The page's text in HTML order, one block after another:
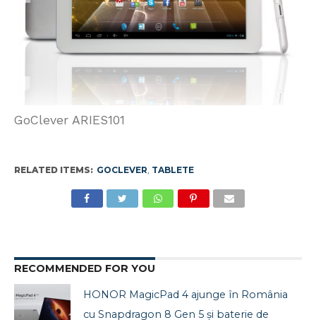
GoClever ARIES101
RELATED ITEMS: GOCLEVER TABLETE
RECOMMENDED FOR YOU
HONOR MagicPad 4 ajunge în România
cu Snapdragon 8 Gen 5 și baterie de